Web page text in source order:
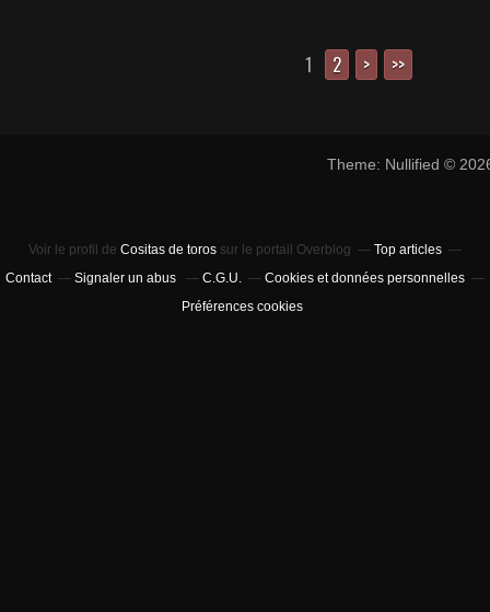
1 2 > >>
Theme: Nullified ©
Voir le profil de Cositas de toros sur le portail Overblog
Top articles
Contact
Signaler un abus C.G.U.
Cookies et données personnelles
Préférences cookies